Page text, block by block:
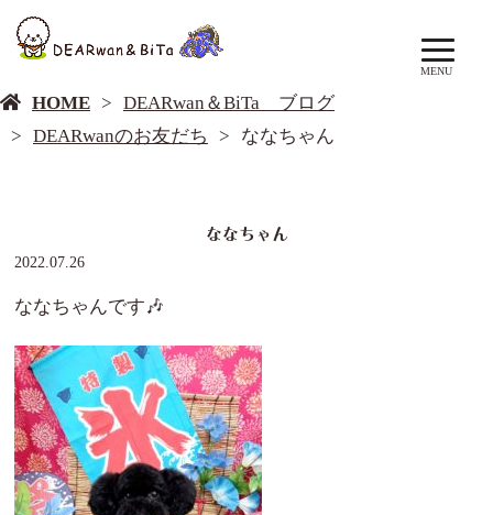
MENU
HOME
DEARwan＆BiTa ブログ
DEARwanのお友だち
ななちゃん
ななちゃん
2022.07.26
ななちゃんです🎶